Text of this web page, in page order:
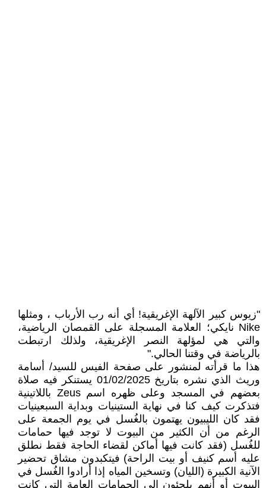
"زيوس كبير الآلهة الإغريقية! أي أنه رب الأرباب ، ومثلها
Nike نايكي؛ العلامة المسجلة على القمصان الرياضية،
والتي هي لمؤلهة النصر الإغريقية، ولذلك ارتبطت
بالرياضة في وقتنا الحالي."
هذا ما قرأته لمنشور على صفحة الفيس للسيد/ أسامة
وريث الذي نشره بتاريخ 01/02/2025 يستنكر فيه صلاة
بعضهم في المسجد وعلى ظهره اسم Zeus باللاتينية
فتذكرت كيف كنا في نهاية الستينيات وبداية السبعينيات
فقد كان الليبيون يهتمون بالغُسل في يوم الجمعة على
الرغم من أن الكثير من البيوت لا توجد فيها حمامات
للغُسل (فقد كانت فيها أماكن لقضاء الحاجة فقط نطلق
عليه أسم كنيف أو بيت الراحة) فيتكبدون مشاق تحضير
الآنية الكبيرة (الليان) وتسخين المياه إذا أرادوا الغُسل في
البيوت أو أنهم يلجئون إلى الحمامات العامة التي كانت